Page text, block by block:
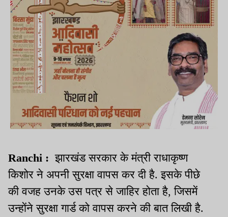
Ranchi :झारखंड सरकार के मंत्री राधाकृष्ण
किशोर ने अपनी सुरक्षा वापस कर दी है. इसके पीछे
की वजह उनके उस पत्र से जाहिर होता है, जिसमें
उन्होंने सुरक्षा गार्ड को वापस करने की बात लिखी है.